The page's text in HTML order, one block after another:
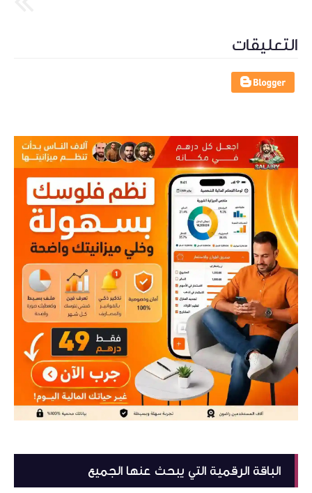
التعليقات
الباقة الرقمية التي يبحث عنها الجميع